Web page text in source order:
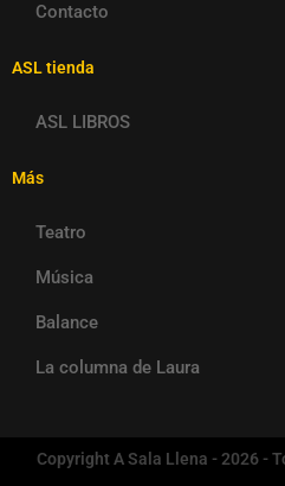
Contacto
ASL tienda
ASL LIBROS
Más
Teatro
Música
Balance
La columna de Laura
Copyright A Sala Llena - 2026 -